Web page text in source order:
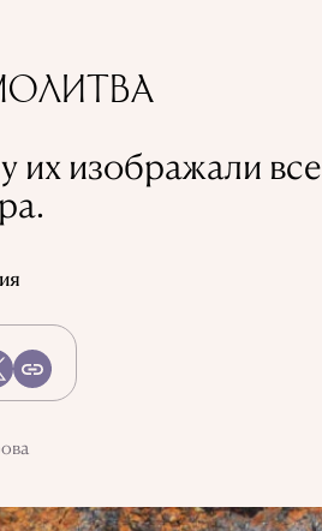
их изображали все